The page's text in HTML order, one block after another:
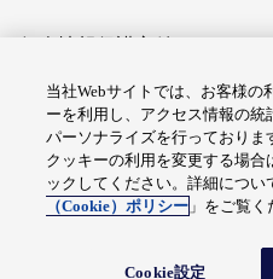
アクセシビリティへの対応
総合サイトマップ
© Fuji
当社Webサイトでは、お客様の
ーを利用し、アクセス情報の
パーソナライズを行っておりま
クッキーの利用を変更する場合
ックしてください。詳細につい
（Cookie）ポリシー 」をご覧く
Cookie設定